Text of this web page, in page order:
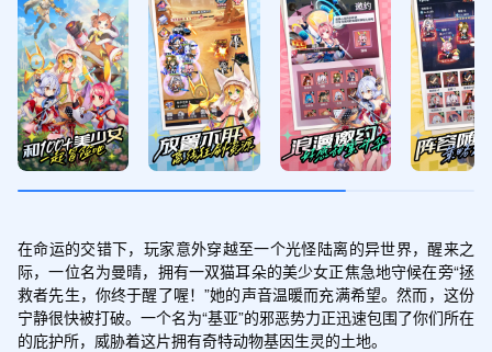
在命运的交错下，玩家意外穿越至一个光怪陆离的异世界，醒来之
际，一位名为曼晴，拥有一双猫耳朵的美少女正焦急地守候在旁“拯
救者先生，你终于醒了喔！”她的声音温暖而充满希望。然而，这份
宁静很快被打破。一个名为“基亚”的邪恶势力正迅速包围了你们所在
的庇护所，威胁着这片拥有奇特动物基因生灵的土地。